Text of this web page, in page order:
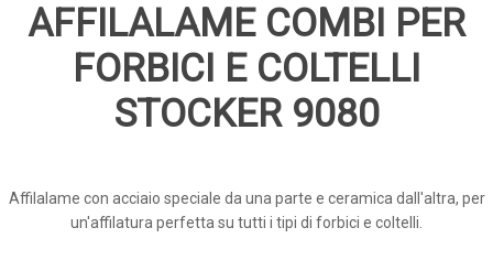
AFFILALAME COMBI PER
FORBICI E COLTELLI
STOCKER 9080
Affilalame con acciaio speciale da una parte e ceramica dall'altra, per
un'affilatura perfetta su tutti i tipi di forbici e coltelli.